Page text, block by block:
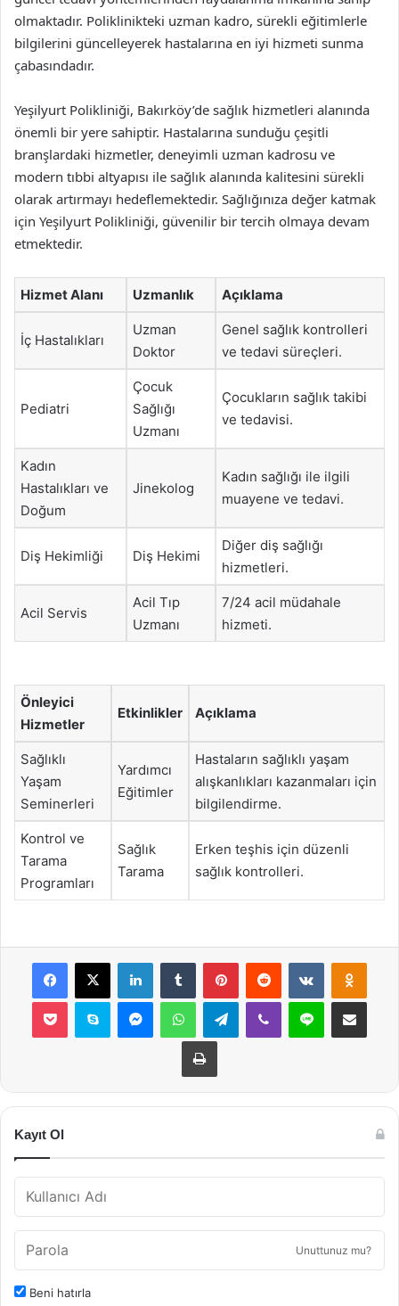
olmaktadır. Poliklinikteki uzman kadro, sürekli eğitimlerle
bilgilerini güncelleyerek hastalarına en iyi hizmeti sunma
çabasındadır.
Yeşilyurt Polikliniği, Bakırköy’de sağlık hizmetleri alanında
önemli bir yere sahiptir. Hastalarına sunduğu çeşitli
branşlardaki hizmetler, deneyimli uzman kadrosu ve
modern tıbbi altyapısı ile sağlık alanında kalitesini sürekli
olarak artırmayı hedeflemektedir. Sağlığınıza değer katmak
için Yeşilyurt Polikliniği, güvenilir bir tercih olmaya devam
etmektedir.
Hizmet Alanı Uzmanlık Açıklama
İç Hastalıkları
Uzman
Doktor
Genel sağlık kontrolleri
ve tedavi süreçleri.
Pediatri
Çocuk
Sağlığı
Uzmanı
Çocukların sağlık takibi
ve tedavisi.
Kadın
Hastalıkları ve
Doğum
Jinekolog
Kadın sağlığı ile ilgili
muayene ve tedavi.
Diş Hekimliği Diş Hekimi
Diğer diş sağlığı
hizmetleri.
Acil Servis
Acil Tıp
Uzmanı
7/24 acil müdahale
hizmeti.
Önleyici
Hizmetler
Etkinlikler Açıklama
Sağlıklı
Yaşam
Seminerleri
Yardımcı
Eğitimler
Hastaların sağlıklı yaşam
alışkanlıkları kazanmaları için
bilgilendirme.
Kontrol ve
Tarama
Programları
Sağlık
Tarama
Erken teşhis için düzenli
sağlık kontrolleri.
Facebook
X LinkedInTumblr PinterestReddit VKontakte
Pocket Skype MessengerWhatsAppTelegramViber Line E-Posta ile
Yazdır
Kayıt Ol
Unuttunuz mu?
Beni hatırla